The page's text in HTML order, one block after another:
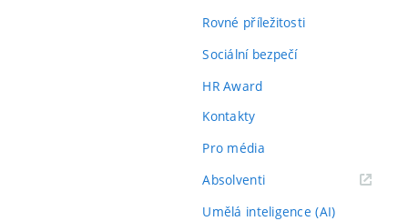
Rovné příležitosti
Sociální bezpečí
HR Award
Kontakty
Pro média
Absolventi(externí
Umělá inteligence (AI)